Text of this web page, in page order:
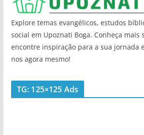
Explore temas evangélicos, estudos
social em Upoznati Boga. Conheça mais
encontre inspiração para a sua jornada
nos agora mesmo!
TG: 125×125 Ads